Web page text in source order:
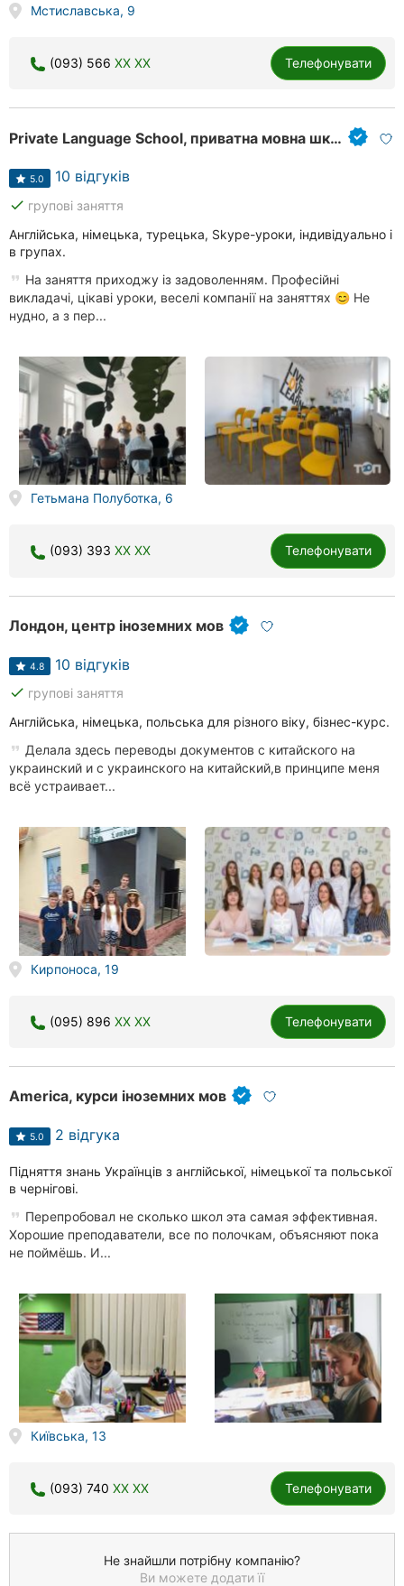
Мстиславська, 9
(093) 566 XX XX Телефонувати
Private Language School, приватна мовна школа
5.0 10 відгуків
done групові заняття
Англійська, німецька, турецька, Skype-уроки, індивідуально і
в групах.
На заняття приходжу із задоволенням. Професійні
викладачі, цікаві уроки, веселі компанії на заняттях 😊 Не
нудно, а з пер...
Гетьмана Полуботка, 6
(093) 393 XX XX Телефонувати
Лондон, центр іноземних мов
4.8 10 відгуків
done групові заняття
Англійська, німецька, польська для різного віку, бізнес-курс.
Делала здесь переводы документов с китайского на
украинский и с украинского на китайский,в принципе меня
всё устраивает...
Кирпоноса, 19
(095) 896 XX XX Телефонувати
America, курси іноземних мов
5.0 2 відгука
Підняття знань Українців з англійської, німецької та польської
в чернігові.
Перепробовал не сколько школ эта самая эффективная.
Хорошие преподаватели, все по полочкам, объясняют пока
не поймёшь. И...
Київська, 13
(093) 740 XX XX Телефонувати
Не знайшли потрібну компанію?
Ви можете додати її